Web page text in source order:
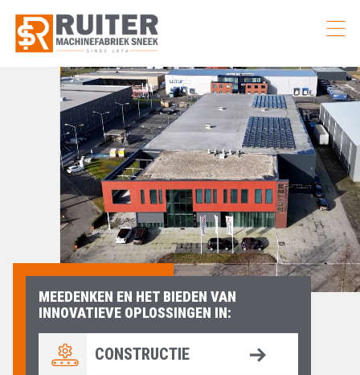
MEEDENKEN EN HET BIEDEN VAN
INNOVATIEVE OPLOSSINGEN IN:
CONSTRUCTIE